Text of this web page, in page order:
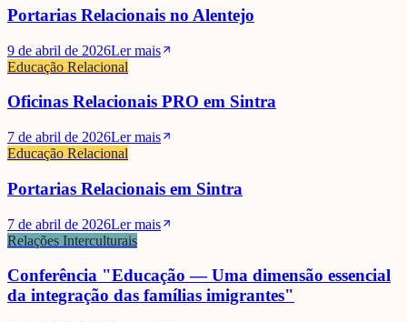
Portarias Relacionais no Alentejo
9 de abril de 2026Ler mais
Educação Relacional
Oficinas Relacionais PRO em Sintra
7 de abril de 2026Ler mais
Educação Relacional
Portarias Relacionais em Sintra
7 de abril de 2026Ler mais
Relações Interculturais
Conferência "Educação — Uma dimensão essencial
da integração das famílias imigrantes"